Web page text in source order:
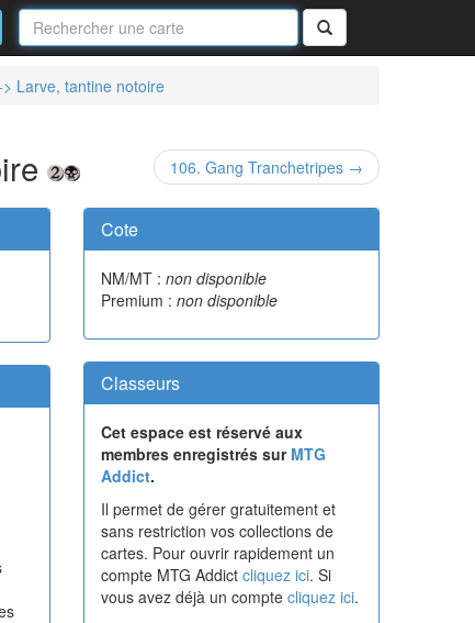
Nom
de
la
carte
Rechercher
Larve, tantine notoire
106. Gang Tranchetripes →
Cote
NM/MT : non disponible
Premium : non disponible
Classeurs
Cet espace est réservé aux
membres enregistrés sur MTG
Addict.
Il permet de gérer gratuitement et
sans restriction vos collections de
cartes. Pour ouvrir rapidement un
compte MTG Addict cliquez ici. Si
vous avez déjà un compte cliquez ici.